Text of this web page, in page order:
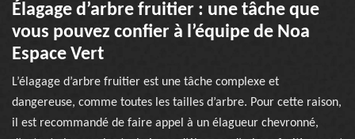
Élagage d’arbre fruitier : une tâche que
vous pouvez confier à l’équipe de Noa
Espace Vert
L’élagage d’arbre fruitier est une tâche complexe et
dangereuse, comme toutes les tailles d’arbre. Pour cette raison,
il est recommandé de faire appel à un élagueur chevronné,